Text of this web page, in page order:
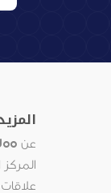
عن Ooredoo